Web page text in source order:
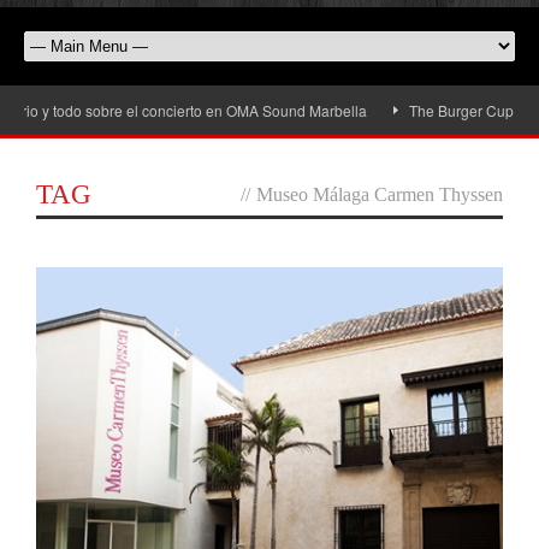
y todo sobre el concierto en OMA Sound Marbella The Burger Cup llega
TAG // Museo Málaga Carmen Thyssen